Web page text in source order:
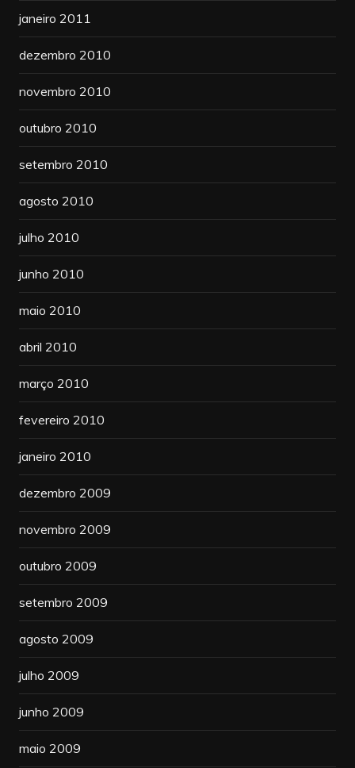
janeiro 2011
dezembro 2010
novembro 2010
outubro 2010
setembro 2010
agosto 2010
julho 2010
junho 2010
maio 2010
abril 2010
março 2010
fevereiro 2010
janeiro 2010
dezembro 2009
novembro 2009
outubro 2009
setembro 2009
agosto 2009
julho 2009
junho 2009
maio 2009